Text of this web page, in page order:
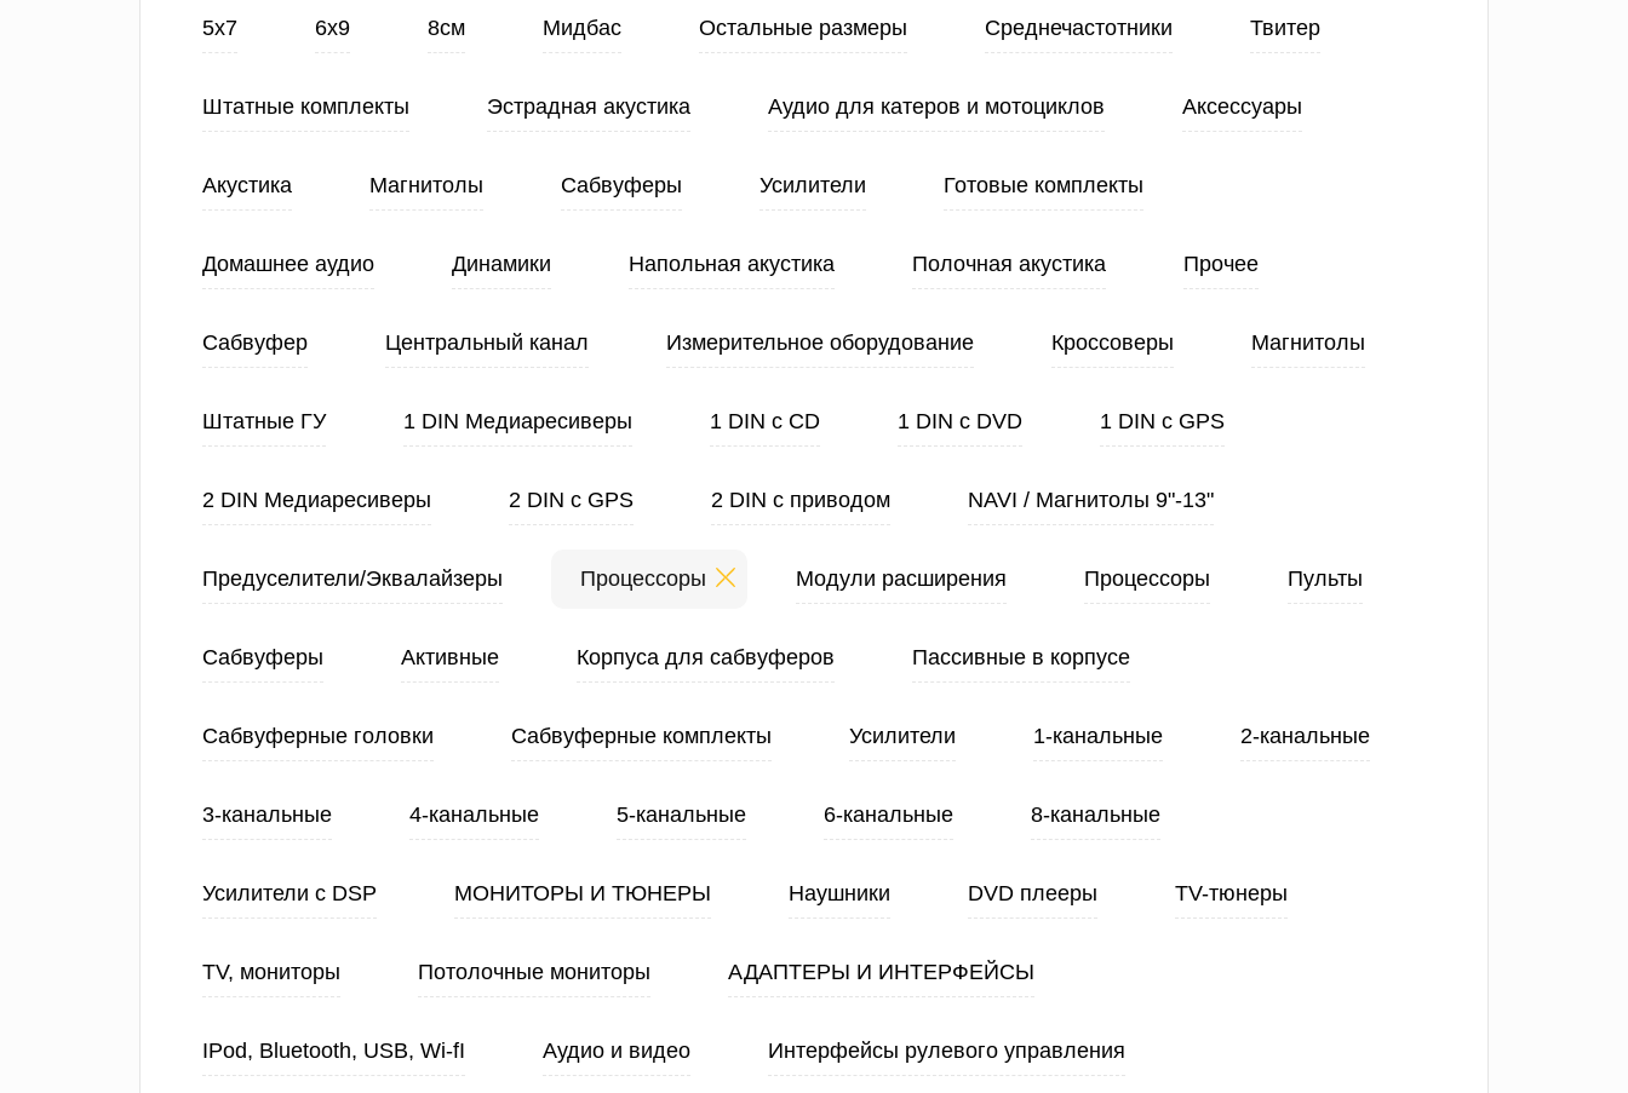
5х7 6х9 8см Мидбас Остальные размеры Среднечастотники Твитер
Штатные комплекты Эстрадная акустика Аудио для катеров и мотоциклов Аксессуары
Акустика Магнитолы Сабвуферы Усилители Готовые комплекты
Домашнее аудио Динамики Напольная акустика Полочная акустика Прочее
Сабвуфер Центральный канал Измерительное оборудование Кроссоверы Магнитолы
Штатные ГУ 1 DIN Медиаресиверы 1 DIN с CD 1 DIN с DVD 1 DIN с GPS
2 DIN Медиаресиверы 2 DIN с GPS 2 DIN с приводом NAVI / Магнитолы 9"-13"
Предуселители/Эквалайзеры Процессоры Модули расширения Процессоры Пульты
Сабвуферы Активные Корпуса для сабвуферов Пассивные в корпусе
Сабвуферные головки Сабвуферные комплекты Усилители 1-канальные 2-канальные
3-канальные 4-канальные 5-канальные 6-канальные 8-канальные
Усилители с DSP МОНИТОРЫ И ТЮНЕРЫ Наушники DVD плееры TV-тюнеры
TV, мониторы Потолочные мониторы АДАПТЕРЫ И ИНТЕРФЕЙСЫ
IPod, Bluetooth, USB, Wi-fI Аудио и видео Интерфейсы рулевого управления